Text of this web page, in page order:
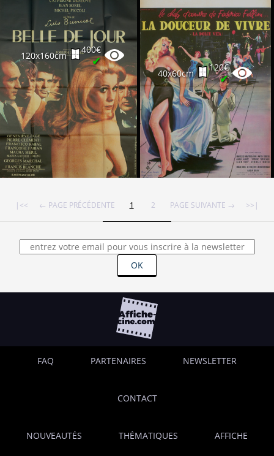
120x160cm
400€
✔
40x60cm
120€
✔
|<< ← PAGE PRÉCÉDENTE 1 2 PAGE SUIVANTE → >>|
OK
FAQ PARTENAIRES NEWSLETTER
CONTACT
NOUVEAUTÉS THÉMATIQUES AFFICHE